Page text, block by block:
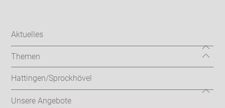
Aktuelles
Themen
Hattingen/Sprockhövel
Unsere Angebote